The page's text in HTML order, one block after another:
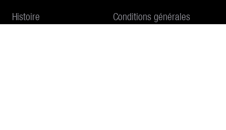
Au panier
Histoire
Conditions générales